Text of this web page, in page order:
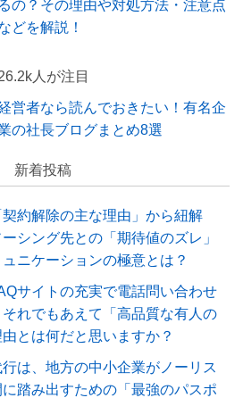
るの？その理由や対処方法・注意点
どを解説！
人が注目
営者なら読んでおきたい！有名企
の社長ブログまとめ8選
新着投稿
約解除の主な理由」から紐解
シング先との「期待値のズレ」
ニケーションの極意とは？
サイトの充実で電話問い合わせ
れでもあえて「高品質な有人の
とは何だと思いますか？
は、地方の中小企業がノーリス
踏み出すための「最強のパスポ